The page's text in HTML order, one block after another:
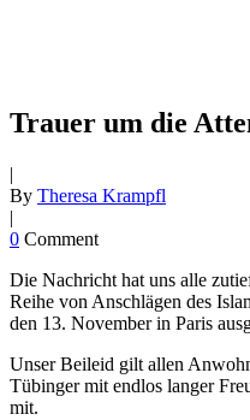
Trauer um die
|
By Theresa Krampfl
|
0 Comment
Die Nachricht hat uns alle
Reihe von Anschlägen des
den 13. November in Paris
Unser Beileid gilt allen
Tübinger mit endlos langer
mit.